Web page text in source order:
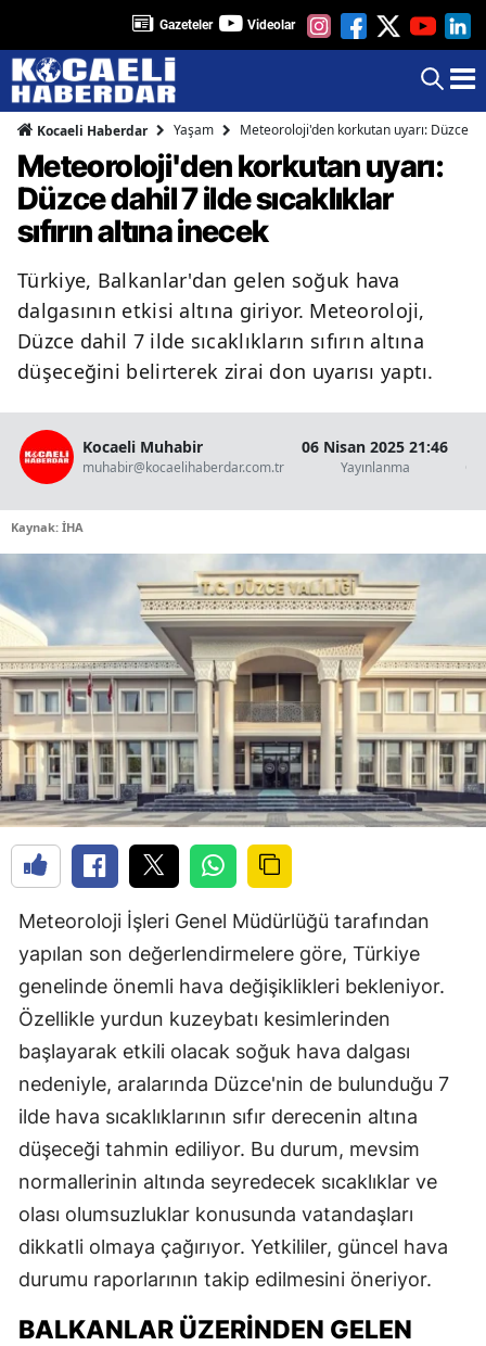
Gazeteler Videolar
Kocaeli Haberdar Yaşam Meteoroloji'den korkutan uyarı: Düzce
Meteoroloji'den korkutan uyarı:
Düzce dahil 7 ilde sıcaklıklar
sıfırın altına inecek
Türkiye, Balkanlar'dan gelen soğuk hava
dalgasının etkisi altına giriyor. Meteoroloji,
Düzce dahil 7 ilde sıcaklıkların sıfırın altına
düşeceğini belirterek zirai don uyarısı yaptı.
Kocaeli Muhabir
muhabir@kocaelihaberdar.com.tr
06 Nisan 2025 21:46
Yayınlanma
Kaynak: İHA
Meteoroloji İşleri Genel Müdürlüğü tarafından
yapılan son değerlendirmelere göre, Türkiye
genelinde önemli hava değişiklikleri bekleniyor.
Özellikle yurdun kuzeybatı kesimlerinden
başlayarak etkili olacak soğuk hava dalgası
nedeniyle, aralarında Düzce'nin de bulunduğu 7
ilde hava sıcaklıklarının sıfır derecenin altına
düşeceği tahmin ediliyor. Bu durum, mevsim
normallerinin altında seyredecek sıcaklıklar ve
olası olumsuzluklar konusunda vatandaşları
dikkatli olmaya çağırıyor. Yetkililer, güncel hava
durumu raporlarının takip edilmesini öneriyor.
BALKANLAR ÜZERINDEN GELEN